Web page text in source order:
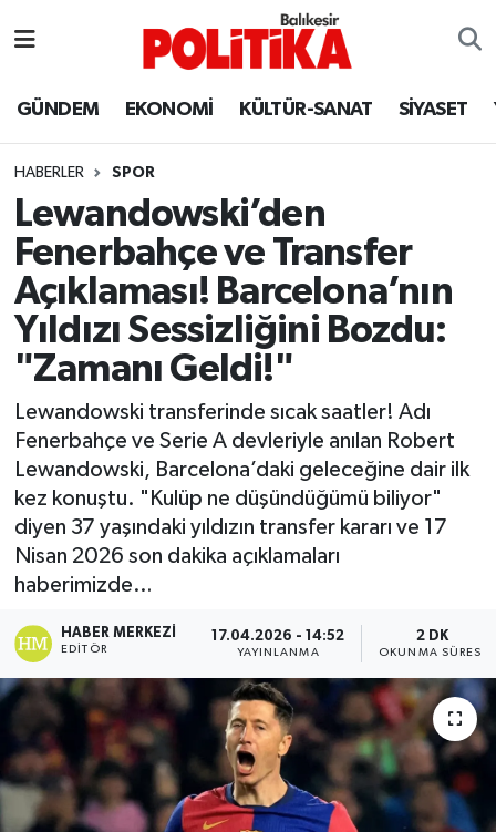
GÜNDEM EKONOMİ KÜLTÜR-SANAT SİYASET
HABERLER SPOR
Lewandowski’den
Fenerbahçe ve Transfer
Açıklaması! Barcelona’nın
Yıldızı Sessizliğini Bozdu:
"Zamanı Geldi!"
Lewandowski transferinde sıcak saatler! Adı
Fenerbahçe ve Serie A devleriyle anılan Robert
Lewandowski, Barcelona’daki geleceğine dair ilk
kez konuştu. "Kulüp ne düşündüğümü biliyor"
diyen 37 yaşındaki yıldızın transfer kararı ve 17
Nisan 2026 son dakika açıklamaları
haberimizde…
HABER MERKEZI
EDITÖR
17.04.2026 - 14:52
YAYINLANMA
2 DK
OKUNMA SÜRESI
Ayvalık
Bandırma
Bigadiç
BİYOGRAFİLER
Burhaniye
ÇEVRE
DÜNYA
Dursunbey
Edremit
EĞİTİM
EKONOMİ
Erdek
Balıkesir Hava Durumu
Balıkesir Namaz Vakitleri
Balıkesir Trafik Yoğunluk Haritası
Süper Lig Puan Durumu ve Fikstür
Tüm Manşetler
Son Dakika Haberleri
Haber Arşivi